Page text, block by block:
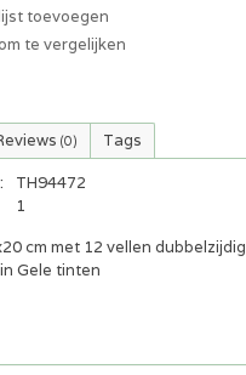
toevoegen
te vergelijken
(0) Tags
TH94472
1
cm met 12 vellen dubbelzijdig
Gele tinten